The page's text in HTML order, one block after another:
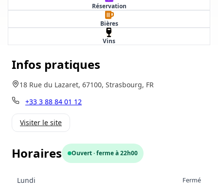
Réservation
Bières
Vins
Infos pratiques
18 Rue du Lazaret, 67100, Strasbourg, FR
+33 3 88 84 01 12
Visiter le site
Horaires Ouvert · ferme à 22h00
Lundi Fermé